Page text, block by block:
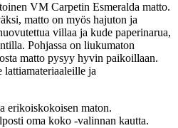
VM Carpetin Esmeralda matto.
matto on myös hajuton ja
villaa ja kude paperinarua,
Pohjassa on liukumaton
matto pysyy hyvin paikoillaan.
ja
erikoiskokoisen maton.
oma koko -valinnan kautta.